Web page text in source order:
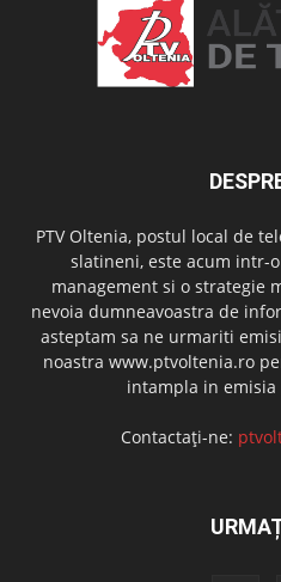
PTV Oltenia, postul local de
slatineni, este acum intr-
management si o strategie
nevoia dumneavoastra de
asteptam sa ne urmariti
noastra www.ptvoltenia.ro
intampla in
Contactați-ne: